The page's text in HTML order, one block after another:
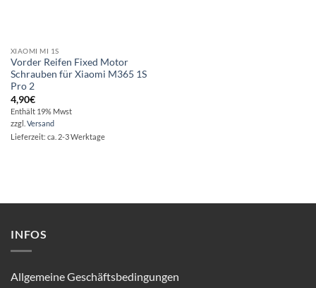
XIAOMI MI 1S
Vorder Reifen Fixed Motor
Schrauben für Xiaomi M365 1S
Pro 2
4,90€
Enthält 19% Mwst
zzgl. Versand
Lieferzeit: ca. 2-3 Werktage
INFOS
Allgemeine Geschäftsbedingungen